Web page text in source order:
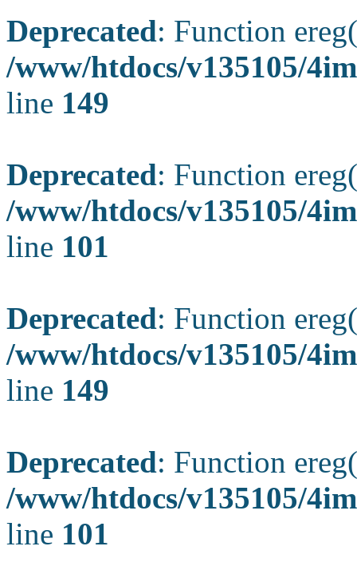
Deprecated: Function
/www/htdocs/v135105/
line 149
Deprecated: Function
/www/htdocs/v135105/
line 101
Deprecated: Function
/www/htdocs/v135105/
line 149
Deprecated: Function
/www/htdocs/v135105/
line 101